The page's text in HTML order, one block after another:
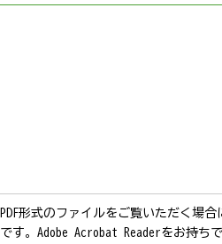
PDF形式のファイルをご覧いただく場
です。Adobe Acrobat Readerをお持ち